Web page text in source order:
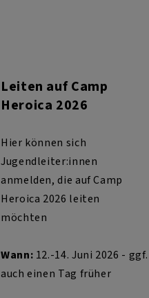
Leiten auf Camp
Heroica 2026
Hier können sich
Jugendleiter:innen
anmelden, die auf Camp
Heroica 2026 leiten
möchten
Wann: 12.-14. Juni 2026 - ggf.
auch einen Tag früher